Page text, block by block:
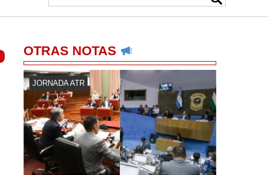
OTRAS NOTAS
JORNADA ATR